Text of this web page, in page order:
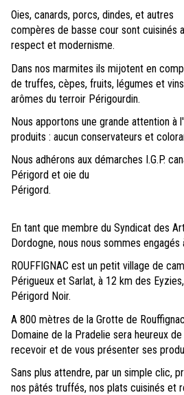
Oies, canards, porcs, dindes, et autres
compères de basse cour sont cuisinés
respect et modernisme.
Dans nos marmites ils mijotent en
de truffes, cèpes, fruits, légumes et
arômes du terroir Périgourdin.
Nous apportons une grande attention à
produits : aucun conservateurs et
Nous adhérons aux démarches I.G.P.
Périgord et oie du
En tant que membre du Syndicat des
Dordogne, nous nous sommes
ROUFFIGNAC est un petit village de
Périgueux et Sarlat, à 12 km des
Périgord Noir.
A 800 mètres de la Grotte de
Domaine de la Pradelie sera heureux de
recevoir et de vous présenter ses
Sans plus attendre, par un simple clic,
nos pâtés truffés, nos plats cuisinés et